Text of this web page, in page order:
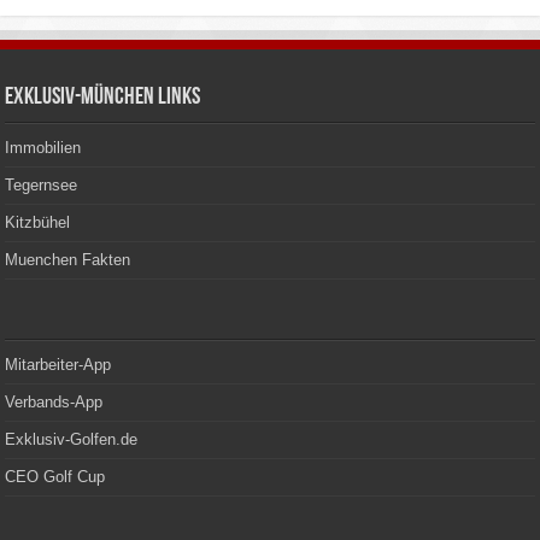
Exklusiv-München Links
Immobilien
Tegernsee
Kitzbühel
Muenchen Fakten
Mitarbeiter-App
Verbands-App
Exklusiv-Golfen.de
CEO Golf Cup